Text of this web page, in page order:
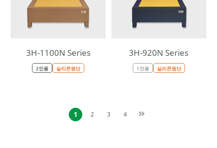
3H-1100N Series
2인용 실리콘원단
3H-920N Series
1인용 실리콘원단
1 2 3 4